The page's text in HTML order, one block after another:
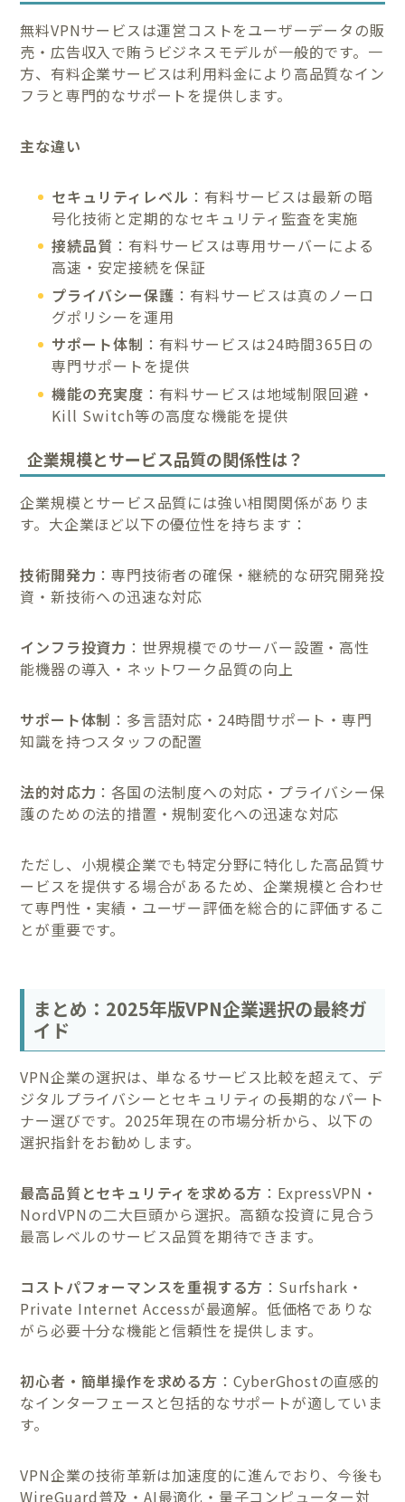
無料VPNサービスは運営コストをユーザーデータの販
売・広告収入で賄うビジネスモデルが一般的です。一
方、有料企業サービスは利用料金により高品質なイン
フラと専門的なサポートを提供します。
主な違い
セキュリティレベル ：有料サービスは最新の暗
号化技術と定期的なセキュリティ監査を実施
接続品質 ：有料サービスは専用サーバーによる
高速・安定接続を保証
プライバシー保護 ：有料サービスは真のノーロ
グポリシーを運用
サポート体制 ：有料サービスは24時間365日の
専門サポートを提供
機能の充実度 ：有料サービスは地域制限回避・
Kill Switch等の高度な機能を提供
企業規模とサービス品質の関係性は？
企業規模とサービス品質には強い相関関係がありま
す。大企業ほど以下の優位性を持ちます：
技術開発力 ：専門技術者の確保・継続的な研究開発投
資・新技術への迅速な対応
インフラ投資力 ：世界規模でのサーバー設置・高性
能機器の導入・ネットワーク品質の向上
サポート体制 ：多言語対応・24時間サポート・専門
知識を持つスタッフの配置
法的対応力 ：各国の法制度への対応・プライバシー保
護のための法的措置・規制変化への迅速な対応
ただし、小規模企業でも特定分野に特化した高品質サ
ービスを提供する場合があるため、企業規模と合わせ
て専門性・実績・ユーザー評価を総合的に評価するこ
とが重要です。
まとめ：2025年版VPN企業選択の最終ガ
イド
VPN企業の選択は、単なるサービス比較を超えて、デ
ジタルプライバシーとセキュリティの長期的なパート
ナー選びです。2025年現在の市場分析から、以下の
選択指針をお勧めします。
最高品質とセキュリティを求める方 ：ExpressVPN・
NordVPNの二大巨頭から選択。高額な投資に見合う
最高レベルのサービス品質を期待できます。
コストパフォーマンスを重視する方 ：Surfshark・
Private Internet Accessが最適解。低価格でありな
がら必要十分な機能と信頼性を提供します。
初心者・簡単操作を求める方 ：CyberGhostの直感的
なインターフェースと包括的なサポートが適していま
す。
VPN企業の技術革新は加速度的に進んでおり、今後も
WireGuard普及・AI最適化・量子コンピューター対